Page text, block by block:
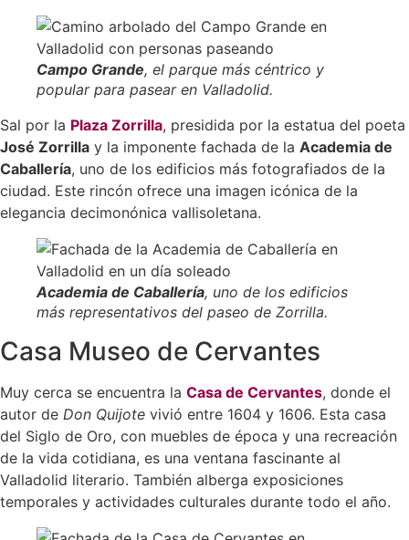
Campo Grande, el parque más céntrico y
popular para pasear en Valladolid.
Sal por la Plaza Zorrilla, presidida por la estatua del poeta
José Zorrilla y la imponente fachada de la Academia de
Caballería, uno de los edificios más fotografiados de la
ciudad. Este rincón ofrece una imagen icónica de la
elegancia decimonónica vallisoletana.
Academia de Caballería, uno de los edificios
más representativos del paseo de Zorrilla.
Casa Museo de Cervantes
Muy cerca se encuentra la Casa de Cervantes, donde el
autor de Don Quijote vivió entre 1604 y 1606. Esta casa
del Siglo de Oro, con muebles de época y una recreación
de la vida cotidiana, es una ventana fascinante al
Valladolid literario. También alberga exposiciones
temporales y actividades culturales durante todo el año.